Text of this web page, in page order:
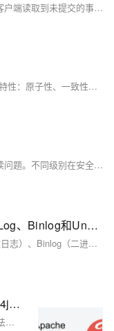
数据库并发访问时易引发数据不一致问题。如客户端读取到未提交的事务数据，可能导致“脏读”。MySQL通过四种事务隔离级别（读未提交、读已提交、可重复读、可序列化）控制并发行为，默认为“可重复读”，以平衡性能与数据一致性。
事务是数据库操作的基本单元，具有ACID四大特性：原子性、一致性、隔离性、持久性。它确保数据的正确性与完整性。并发事务可能引发脏读、不可重复读、幻读等问题，数据库通过不同隔离级别（如读未提交、读已提交、可重复读、串行化）加以解决。MySQL默认使用可重复读级别。高隔离级别虽能更好处理并发问题，但会降低性能。
事务隔离级别用于解决脏读、不可重复读和幻读问题。不同级别在安全与性能间权衡，如SERIALIZABLE最安全但性能差，READ_UNCOMMITTED性能高但易导致数据不一致。了解各级别特性有助于合理选择以平衡并发性与数据一致性需求。
简单聊聊MySQL的三大日志（Redo Log、Binlog和Undo Log）各有什么区别
在MySQL数据库管理中，理解Redo Log（重做日志）、Binlog（二进制日志）和Undo Log（回滚日志）至关重要。Redo Log确保数据持久性和崩溃恢复；Binlog用于主从复制和数据恢复，记录逻辑操作；Undo Log支持事务的原子性和隔离性，实现回滚与MVCC。三者协同工作，保障事务ACID特性。文章还详细解析了日志写入流程及可能的异常情况，帮助深入理解数据库日志机制。
【日志框架整合】Slf4j、Log4j、Log4j2、Logback配置模板
本文介绍了Java日志框架的基本概念和使用方法，重点讨论了SLF4J、Log4j、Logback和Log4j2之间的关系及其性能对比。SLF4J作为一个日志抽象层，允许开发者使用统一的日志接口，而Log4j、Logback和Log4j2则是具体的日志实现框架。Log4j2在性能上优于Logback，推荐在新项目中使用。文章还详细说明了如何在Spring Boot项目中配置Log4j2和Logback，以及如何使用Lombok简化日志记录。最后，提供了一些日志配置的最佳实践，包括滚动日志、统一日志格式和提高日志性能的方法。